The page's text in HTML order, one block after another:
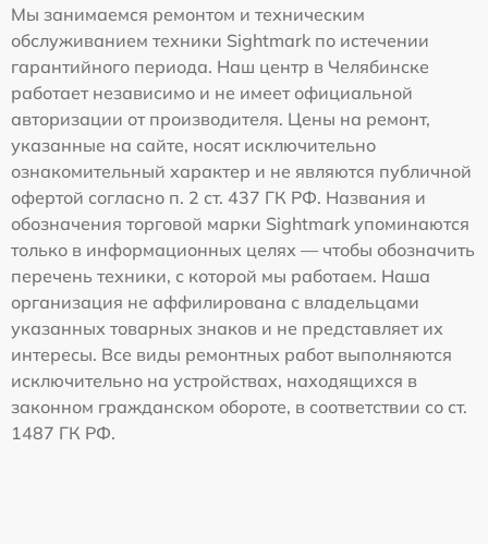
Мы занимаемся ремонтом и техническим
обслуживанием техники Sightmark по истечении
гарантийного периода. Наш центр в Челябинске
работает независимо и не имеет официальной
авторизации от производителя. Цены на ремонт,
указанные на сайте, носят исключительно
ознакомительный характер и не являются публичной
офертой согласно п. 2 ст. 437 ГК РФ. Названия и
обозначения торговой марки Sightmark упоминаются
только в информационных целях — чтобы обозначить
перечень техники, с которой мы работаем. Наша
организация не аффилирована с владельцами
указанных товарных знаков и не представляет их
интересы. Все виды ремонтных работ выполняются
исключительно на устройствах, находящихся в
законном гражданском обороте, в соответствии со ст.
1487 ГК РФ.